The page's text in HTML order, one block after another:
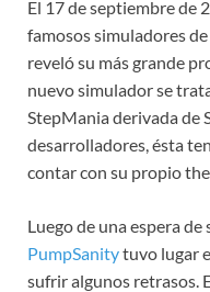
El 17 de septiembre de
famosos simuladores
reveló su más grande
nuevo simulador se
StepMania derivada de
desarrolladores, ésta
contar con su propio
Luego de una espera de
PumpSanitytuvo lugar
sufrir algunos retrasos.